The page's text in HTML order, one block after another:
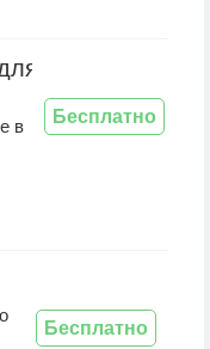
сканирования
в
Бесплатно
Бесплатно